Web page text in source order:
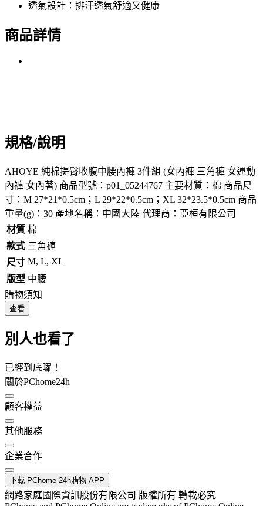
透氣設計：排汗透氣舒適又健康
商品詳情
規格/說明
AHOYE 純棉提臀收腹中腰內褲 3件組 (女內褲 三角褲 女運動
內褲 女內著) 商品型號：p01_05244767 主要材質：棉 商品尺
寸：M 27*21*0.5cm；L 29*22*0.5cm；XL 32*23.5*0.5cm 商品
重量(g)：30 產地名稱：中國大陸 代理商：亞桓有限公司
材質 棉
款式 三角褲
尺寸 M, L, XL
版型 中腰
購物須知
查看
別人也看了
已經到底囉！
關於PChome24h
顧客權益
其他服務
企業合作
下載 PChome 24h購物 APP
網路家庭國際資訊股份有限公司 版權所有 轉載必究